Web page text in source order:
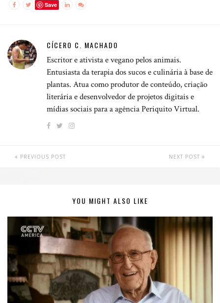
Save
CÍCERO C. MACHADO
Escritor e ativista e vegano pelos animais.
Entusiasta da terapia dos sucos e culinária à base de
plantas. Atua como produtor de conteúdo, criação
literária e desenvolvedor de projetos digitais e
mídias sociais para a agência Periquito Virtual.
PREVIOUS POST NEXT POST
YOU MIGHT ALSO LIKE